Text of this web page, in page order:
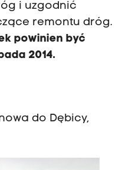
i uzgodnić
remontu dróg.
powinien być
2014.
do Dębicy,